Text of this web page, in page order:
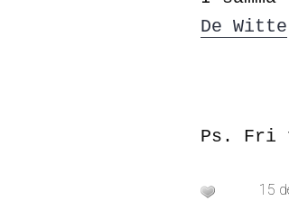
De Witte
Ps. Fri
15